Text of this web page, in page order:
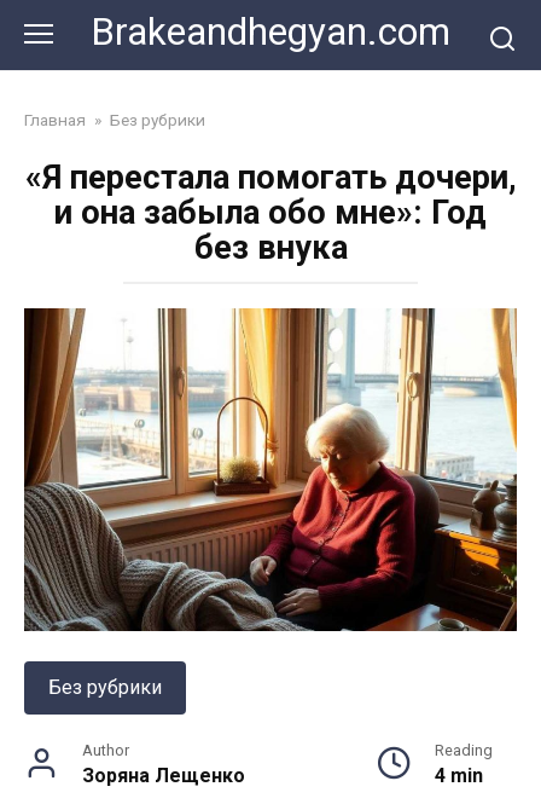
content
Brakeandhegyan.com
Главная » Без рубрики
«Я перестала помогать дочери,
и она забыла обо мне»: Год
без внука
Без рубрики
Author
Зоряна Лещенко
Reading
4 min